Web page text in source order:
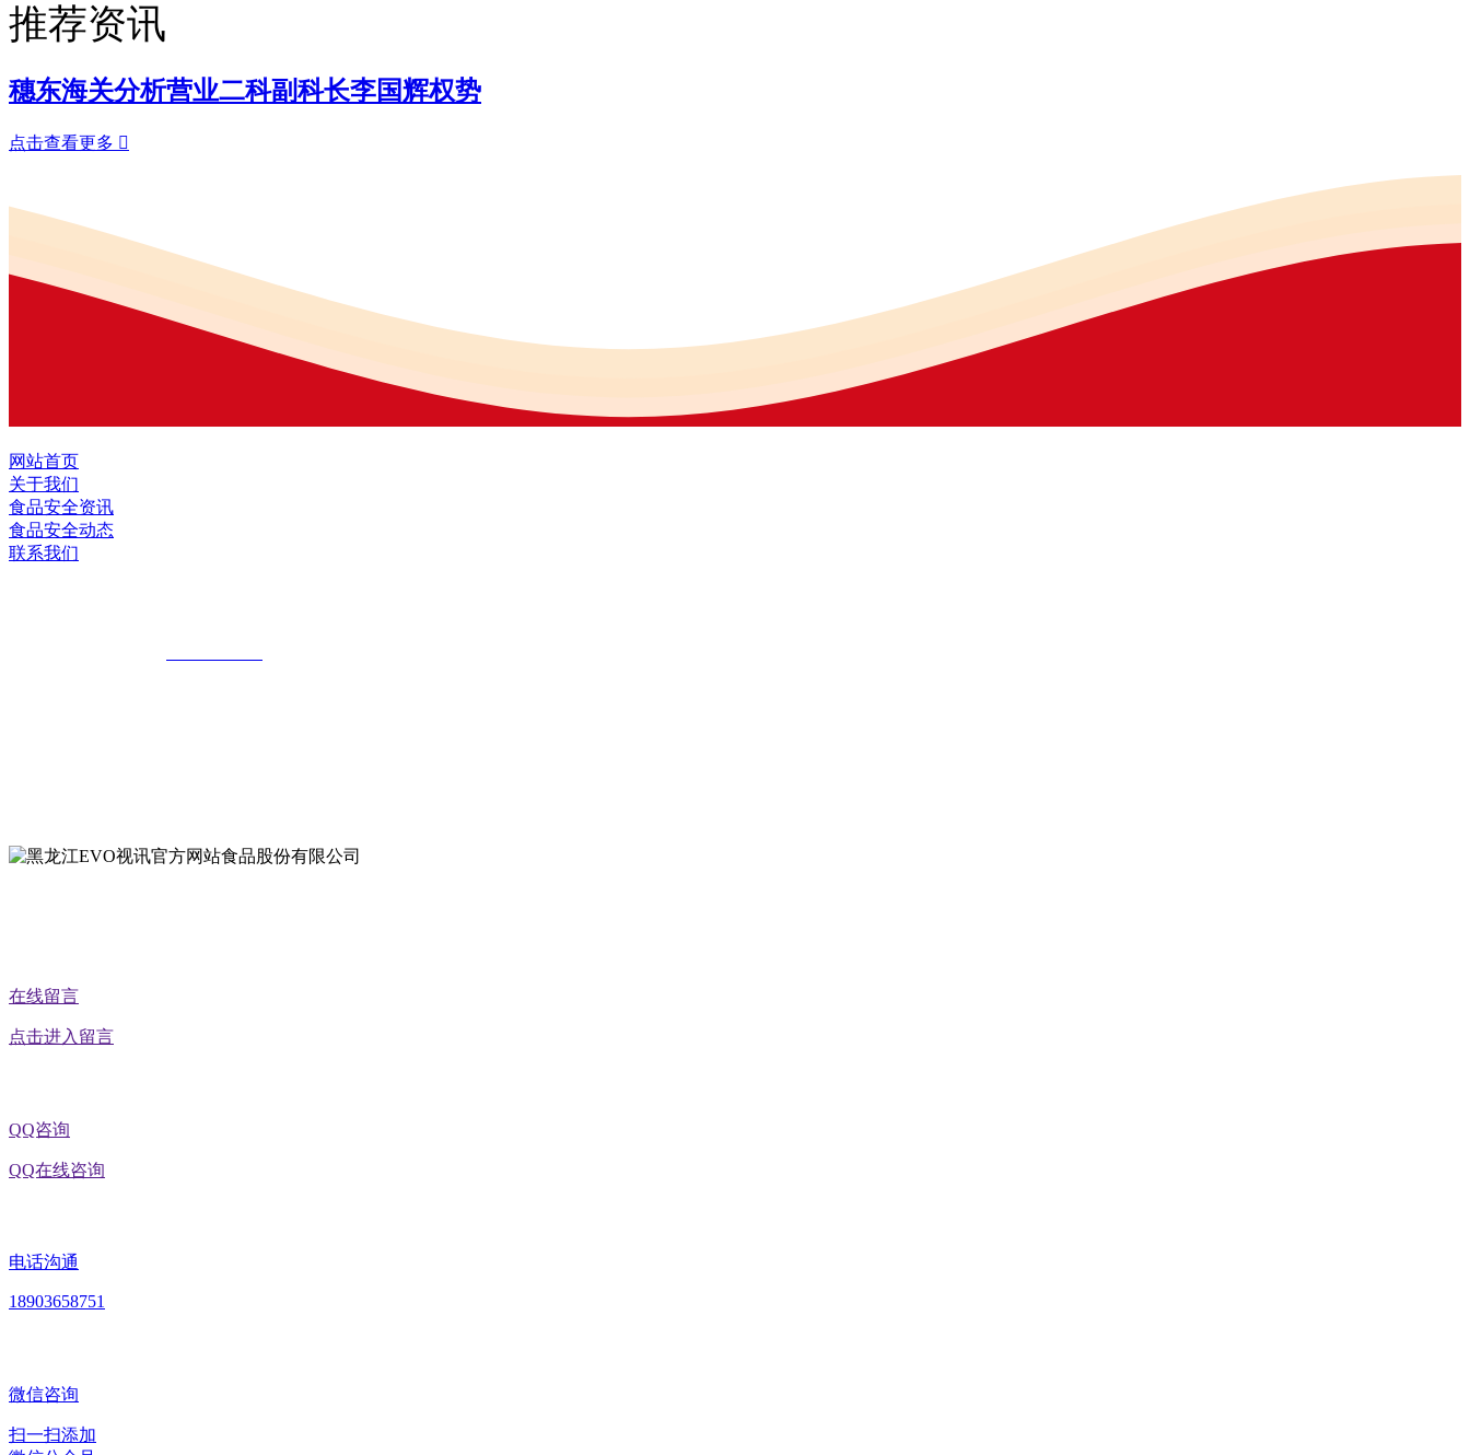
推荐资讯
穗东海关分析营业二科副科长李国辉权势
点击查看更多 
网站首页
关于我们
食品安全资讯
食品安全动态
联系我们
在线留言
点击进入留言
QQ咨询
QQ在线咨询
电话沟通
18903658751
微信咨询
扫一扫添加